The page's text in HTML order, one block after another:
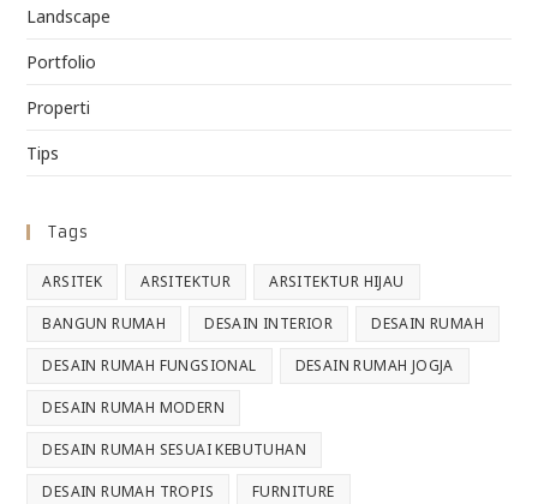
Landscape
Portfolio
Properti
Tips
Tags
ARSITEK ARSITEKTUR ARSITEKTUR HIJAU
BANGUN RUMAH DESAIN INTERIOR DESAIN RUMAH
DESAIN RUMAH FUNGSIONAL DESAIN RUMAH JOGJA
DESAIN RUMAH MODERN
DESAIN RUMAH SESUAI KEBUTUHAN
DESAIN RUMAH TROPIS FURNITURE